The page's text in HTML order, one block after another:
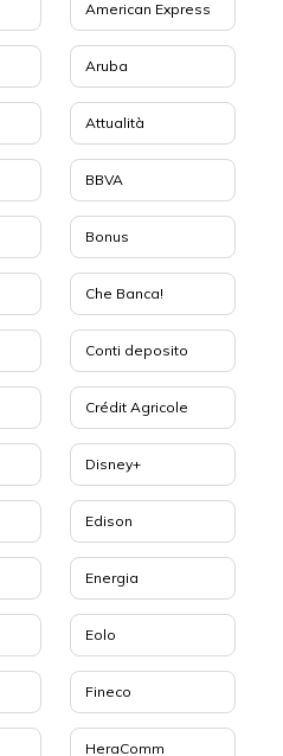
American Express
Aruba
Attualità
BBVA
Bonus
Che Banca!
Conti deposito
Crédit Agricole
Disney+
Edison
Energia
Eolo
Fineco
HeraComm